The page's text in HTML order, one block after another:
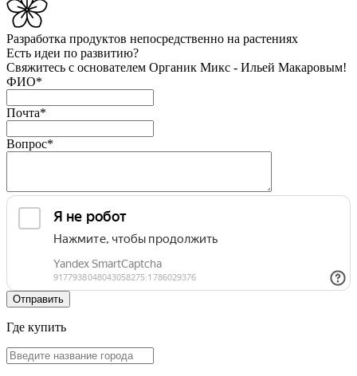
Разработка продуктов непосредственно на растениях
Есть идеи по развитию?
Свяжитесь с основателем Органик Микс - Ильей Макаровым!
ФИО*
Почта*
Вопрос*
Где купить